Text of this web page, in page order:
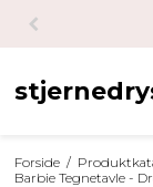
Forside /
Barbie Tegnetavle -